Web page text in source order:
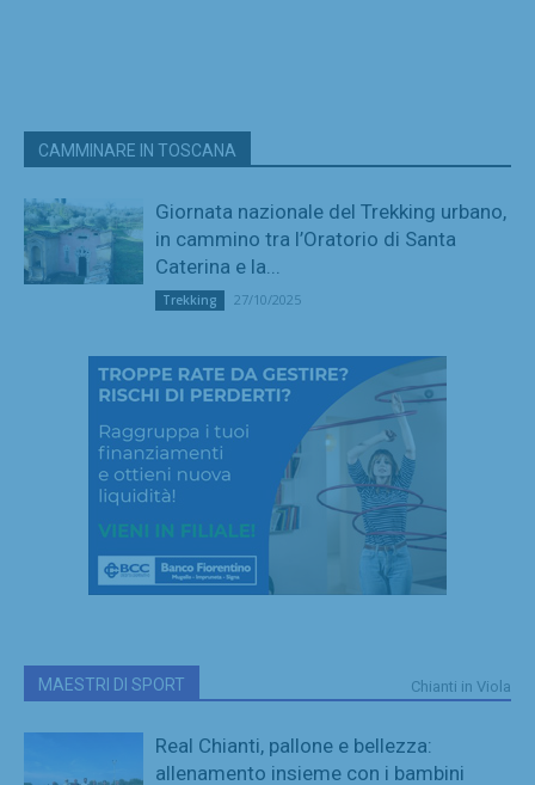
CAMMINARE IN TOSCANA
Giornata nazionale del Trekking urbano,
in cammino tra l’Oratorio di Santa
Caterina e la...
Trekking 27/10/2025
MAESTRI DI SPORT Chianti in Viola
Real Chianti, pallone e bellezza:
allenamento insieme con i bambini